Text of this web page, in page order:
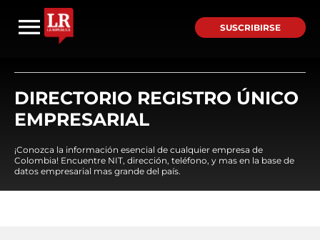
SUSCRIBIRSE
DIRECTORIO REGISTRO ÚNICO
EMPRESARIAL
¡Conozca la información esencial de cualquier empresa de
Colombia! Encuentre NIT, dirección, teléfono, y mas en la base de
datos empresarial mas grande del país.